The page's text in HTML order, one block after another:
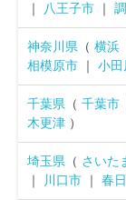
｜ 八王子市 ｜
神奈川県 （横浜
相模原市 ｜小
千葉県 （千葉市
木更津 ）
埼玉県 （ さいた
｜
川口市 ｜春